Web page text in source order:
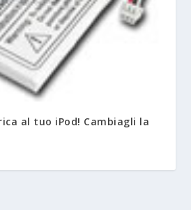
al tuo iPod! Cambiagli la